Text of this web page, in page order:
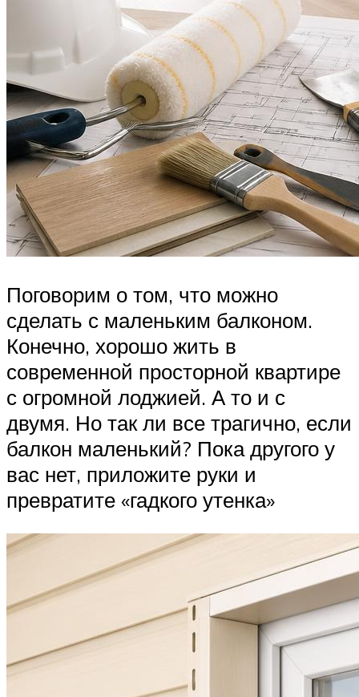
Поговорим о том, что можно
сделать с маленьким балконом.
Конечно, хорошо жить в
современной просторной квартире
с огромной лоджией. А то и с
двумя. Но так ли все трагично, если
балкон маленький? Пока другого у
вас нет, приложите руки и
превратите «гадкого утенка»